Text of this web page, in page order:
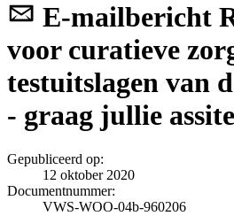
E-mailbericht
voor curatieve
testuitslagen van
- graag jullie
Gepubliceerd op:
12 oktober 2020
Documentnummer:
VWS-WOO-04b-960206